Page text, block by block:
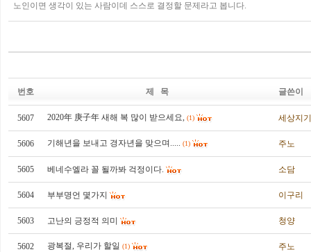
노인이면 생각이 있는 사람이데 스스로 결정할 문제라고 봅니다.
번호 제 목 글쓴이
5607 2020年 庚子年 새해 복 많이 받으세요, (1) 세상지기
5606 기해년을 보내고 경자년을 맞으며..... (1) 주노
5605 베네수엘라 꼴 될까봐 걱정이다. 소담
5604 부부명언 몇가지 이구리
5603 고난의 긍정적 의미 청양
5602 광복절, 우리가 할일 (1) 주노